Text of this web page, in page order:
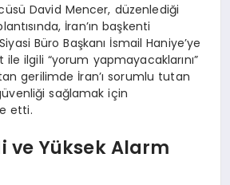
David Mencer, düzenlediği
İran’ın başkenti
Büro Başkanı İsmail Haniye’ye
ilgili “yorum yapmayacaklarını”
gerilimde İran’ı sorumlu tutan
sağlamak için
etti.
ve Yüksek Alarm